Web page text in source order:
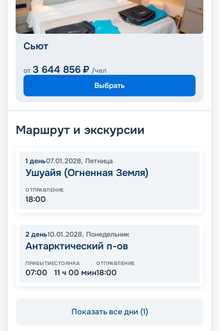
Сьют
от 3 644 856 ₽ /чел
Выбрать
Маршрут и экскурсии
1 день07.01.2028, Пятница
Ушуайя (Огненная Земля)
ОТПРАВЛЕНИЕ
18:00
2 день10.01.2028, Понедельник
Антарктический п-ов
ПРИБЫТИЕ
07:00
СТОЯНКА
11 ч 00 мин
ОТПРАВЛЕНИЕ
18:00
Показать все дни (1)